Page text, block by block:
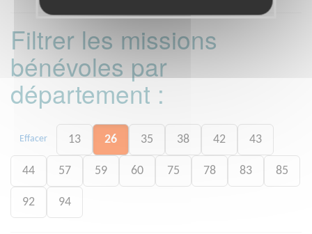
Filtrer les missions
bénévoles par
département :
Effacer 13 26 35 38 42 43
44 57 59 60 75 78 83 85
92 94